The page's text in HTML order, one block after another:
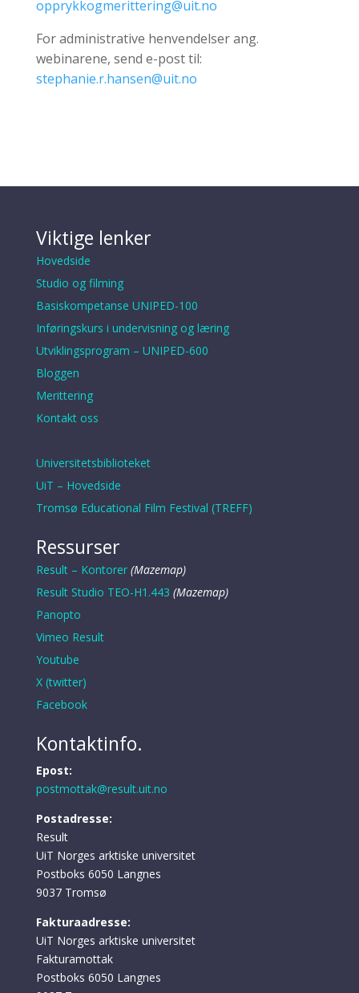
opprykkogmerittering@uit.no
For administrative henvendelser ang.
webinarene, send e-post til:
stephanie.r.hansen@uit.no
Viktige lenker
Hovedside
Studio og filming
Basiskompetanse UNIPED-100
Inføringskurs i undervisning og læring
Utviklingsprogram – UNIPED-600
Bloggen
Merittering
Kontakt oss
Universitetsbiblioteket
UiT – Hovedside
Tromsø Educational Film Festival (TREFF)
Ressurser
Result – Kontorer(Mazemap)
Result Studio TEO-H1.443 (Mazemap)
Panopto
Vimeo Result
Youtube
X (twitter)
Facebook
Kontaktinfo.
Epost:
postmottak@result.uit.no
Postadresse:
Result
UiT Norges arktiske universitet
Postboks 6050 Langnes
9037 Tromsø
Fakturaadresse:
UiT Norges arktiske universitet
Fakturamottak
Postboks 6050 Langnes